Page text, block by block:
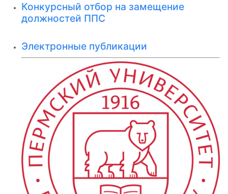
Конкурсный отбор на замещение
должностей ППС
Электронные публикации